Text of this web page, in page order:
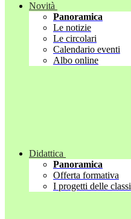
Novità
Panoramica
Le notizie
Le circolari
Calendario eventi
Albo online
Didattica
Panoramica
Offerta formativa
I progetti delle classi